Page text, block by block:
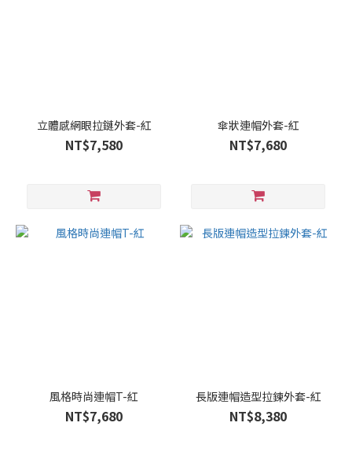
立體感網眼拉鏈外套-紅
NT$7,580
傘狀連帽外套-紅
NT$7,680
風格時尚連帽T-紅
NT$7,680
長版連帽造型拉鍊外套-紅
NT$8,380